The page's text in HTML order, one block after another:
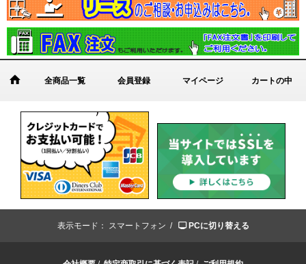
全商品一覧 会員登録 マイページ カートの中
表示モード： スマートフォン / PCに切り替える